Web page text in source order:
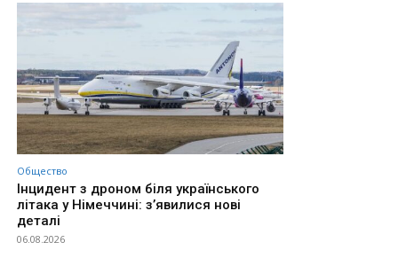
Общество
Інцидент з дроном біля українського
літака у Німеччині: з’явилися нові
деталі
06.08.2026